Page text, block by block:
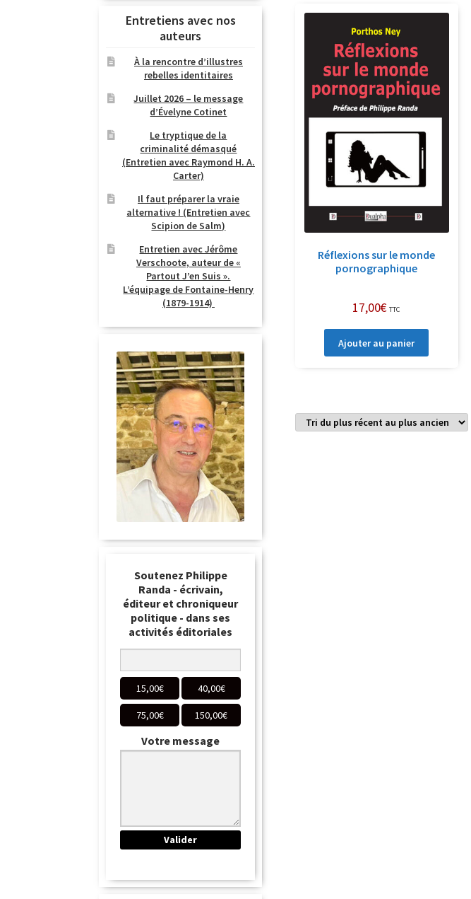
Réflexions sur le monde
pornographique
17,00€ TTC
Ajouter au panier
Entretiens avec nos
auteurs
À la rencontre d’illustres
rebelles identitaires
Juillet 2026 – le message
d’Évelyne Cotinet
Le tryptique de la
criminalité démasqué
(Entretien avec Raymond H. A.
Carter)
Il faut préparer la vraie
alternative ! (Entretien avec
Scipion de Salm)
Entretien avec Jérôme
Verschoote, auteur de «
Partout J’en Suis ».
L’équipage de Fontaine-Henry
(1879-1914)
Soutenez Philippe
Randa - écrivain,
éditeur et chroniqueur
politique - dans ses
activités éditoriales
15,00€ 40,00€
75,00€ 150,00€
Votre message